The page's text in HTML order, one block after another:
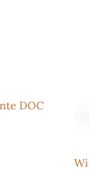
DOC